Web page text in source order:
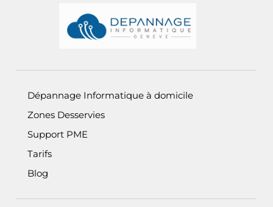
Informations de pied de page
Dépannage Informatique à domicile
Zones Desservies
Support PME
Tarifs
Blog